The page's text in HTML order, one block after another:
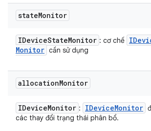
stateMonitor
IDeviceStateMonitor : cơ chế
Monitor cần sử dụng
allocationMonitor
IDeviceMonitor : IDeviceMonitor
các thay đổi trạng thái phân bổ.